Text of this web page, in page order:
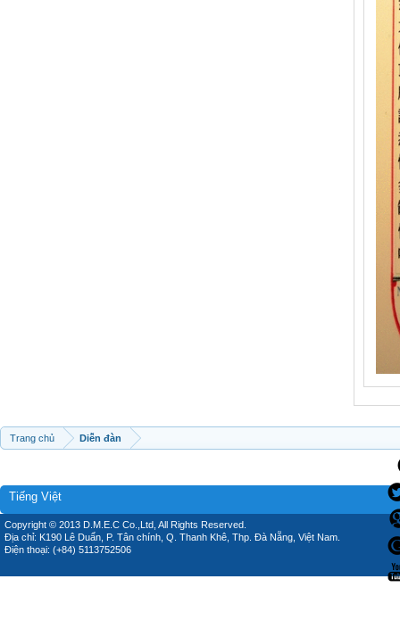
Trang chủ Diễn đàn
Tiếng Việt
Copyright © 2013 D.M.E.C Co.,Ltd, All Rights Reserved.
Địa chỉ: K190 Lê Duẩn, P. Tân chính, Q. Thanh Khê, Thp. Đà Nẵng, Việt Nam.
Điện thoại: (+84) 5113752506